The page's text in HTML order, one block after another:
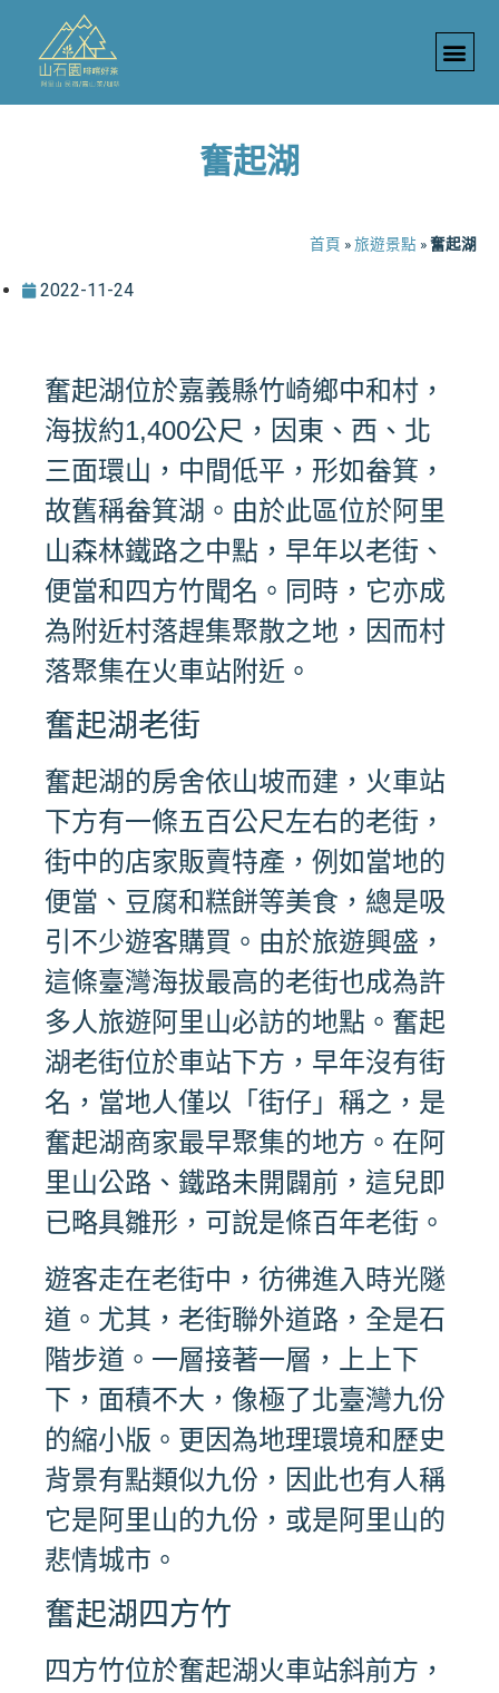
奮起湖
首頁 »旅遊景點 »奮起湖
2022-11-24
奮起湖位於嘉義縣竹崎鄉中和村，
海拔約1,400公尺，因東、西、北
三面環山，中間低平，形如畚箕，
故舊稱畚箕湖。由於此區位於阿里
山森林鐵路之中點，早年以老街、
便當和四方竹聞名。同時，它亦成
為附近村落趕集聚散之地，因而村
落聚集在火車站附近。
奮起湖老街
奮起湖的房舍依山坡而建，火車站
下方有一條五百公尺左右的老街，
街中的店家販賣特產，例如當地的
便當、豆腐和糕餅等美食，總是吸
引不少遊客購買。由於旅遊興盛，
這條臺灣海拔最高的老街也成為許
多人旅遊阿里山必訪的地點。奮起
湖老街位於車站下方，早年沒有街
名，當地人僅以「街仔」稱之，是
奮起湖商家最早聚集的地方。在阿
里山公路、鐵路未開闢前，這兒即
已略具雛形，可說是條百年老街。
遊客走在老街中，彷彿進入時光隧
道。尤其，老街聯外道路，全是石
階步道。一層接著一層，上上下
下，面積不大，像極了北臺灣九份
的縮小版。更因為地理環境和歷史
背景有點類似九份，因此也有人稱
它是阿里山的九份，或是阿里山的
悲情城市。
奮起湖四方竹
四方竹位於奮起湖火車站斜前方，